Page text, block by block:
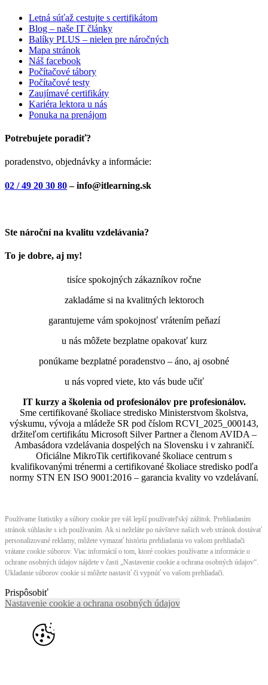
Letná súťaž cestujte s certifikátom
Blog – naše IT články
Balíky PLUS – nielen pre náročných
Mapa stránok
Náš facebook
Počítačové tábory
Počítačové testy
Zaujímavé certifikáty
Kariéra lektora u nás
Ponuka na prenájom
Potrebujete poradiť?
poradenstvo, objednávky a informácie:
02 / 49 20 30 80– info@itlearning.sk
Ste nároční na kvalitu vzdelávania?
To je dobre, aj my!
tisíce spokojných zákazníkov ročne
zakladáme si na kvalitných lektoroch
garantujeme vám spokojnosť vrátením peňazí
u nás môžete bezplatne opakovať kurz
ponúkame bezplatné poradenstvo – áno, aj osobné
u nás vopred viete, kto vás bude učiť
IT kurzy a školenia od profesionálov pre profesionálov.
Sme certifikované školiace stredisko Ministerstvom školstva,
výskumu, vývoja a mládeže SR pod číslom RCVI_2025_000143,
držiteľom certifikátu Microsoft Silver Partner a členom AVIDA –
Ambasádora vzdelávania dospelých na Slovensku i v zahraničí.​​​​​​​​​​​​​​​​
Oficiálne MikroTik certifikované školiace centrum s
kvalifikovanými trénermi ​​​​​​​​​​a certifikované školiace stredisko podľa
normy STN EN ISO 9001:2016 – garancia kvality vo vzdelávaní.
Používame štatistiky a súbory cookie pre váš lepší používateľský zážitok. Prehliadaním
stránok súhlasíte s ich používaním. Ak si neželáte po návšteve našich web stránok dostávať
personalizované reklamy, môžete vymazať históriu prehliadania vo vašom prehliadači
vrátane cookie súborov. Viac informácií o tom, ktoré cookies používame a informácie o
ochrane osobných údajov nájdete v časti „Nastavenie cookie a ochrana osobných údajov“.
Ukladanie súborov cookie si môžete nastaviť či vypnúť vo vašom prehliadači.
Prispôsobiť
Nastavenie cookie a ochrana osobných údajov